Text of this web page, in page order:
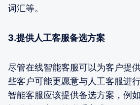
词汇等。
3.提供人工客服备选方案
尽管在线智能客服可以为客户提
些客户可能更愿意与人工客服进
智能客服应该提供备选方案，例